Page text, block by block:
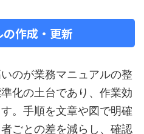
作成・更新
のが業務マニュアルの整
化の土台であり、作業効
。手順を文章や図で明確
ごとの差を減らし、確認